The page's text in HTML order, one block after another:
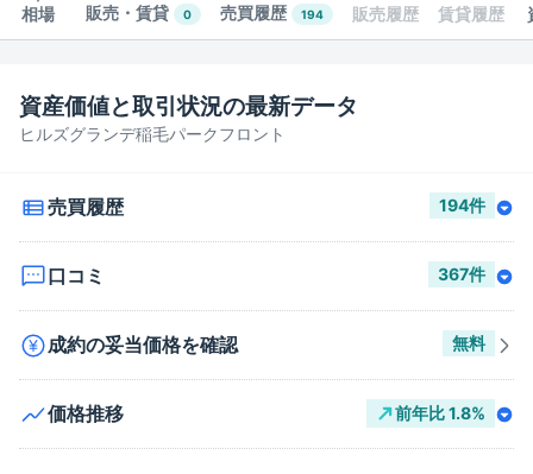
相場 販売・賃貸 0 売買履歴 194 販売履歴 賃貸履歴
ヒルズグランデ稲毛パークフロント
資産価値と取引状況の最新データ
売買履歴 194件
口コミ 367件
成約の妥当価格を確認 無料
価格推移 前年比1.8%